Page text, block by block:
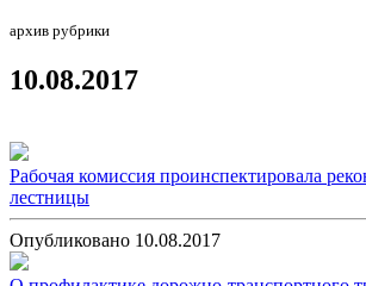
архив рубрики
10.08.2017
Рабочая комиссия проинспектировала
лестницы
Опубликовано 10.08.2017